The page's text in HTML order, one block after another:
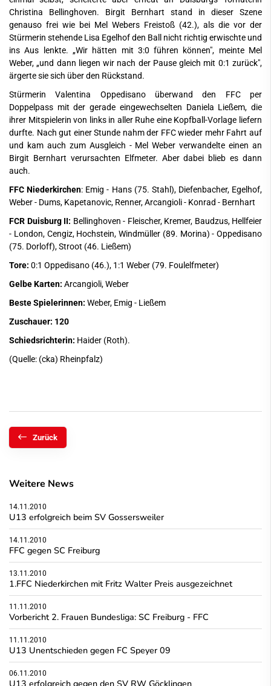
Christina Bellinghoven. Birgit Bernhart stand in dieser Szene
genauso frei wie bei Mel Webers Freistoß (42.), als die vor der
Stürmerin stehende Lisa Egelhof den Ball nicht richtig erwischte und
ins Aus lenkte. „Wir hätten mit 3:0 führen können", meinte Mel
Weber, „und dann liegen wir nach der Pause gleich mit 0:1 zurück",
ärgerte sie sich über den Rückstand.
Stürmerin Valentina Oppedisano überwand den FFC per
Doppelpass mit der gerade eingewechselten Daniela Ließem, die
ihrer Mitspielerin von links in aller Ruhe eine Kopfball-Vorlage liefern
durfte. Nach gut einer Stunde nahm der FFC wieder mehr Fahrt auf
und kam auch zum Ausgleich - Mel Weber verwandelte einen an
Birgit Bernhart verursachten Elfmeter. Aber dabei blieb es dann
auch.
FFC Niederkirchen: Emig - Hans (75. Stahl), Diefenbacher, Egelhof,
Weber - Dums, Kapetanovic, Renner, Arcangioli - Konrad - Bernhart
FCR Duisburg II: Bellinghoven - Fleischer, Kremer, Baudzus, Hellfeier
- London, Cengiz, Hochstein, Windmüller (89. Morina) - Oppedisano
(75. Dorloff), Stroot (46. Ließem)
Tore: 0:1 Oppedisano (46.), 1:1 Weber (79. Foulelfmeter)
Gelbe Karten: Arcangioli, Weber
Beste Spielerinnen: Weber, Emig - Ließem
Zuschauer: 120
Schiedsrichterin: Haider (Roth).
(Quelle: (cka) Rheinpfalz)
Zurück
Weitere News
14.11.2010
U13 erfolgreich beim SV Gossersweiler
14.11.2010
FFC gegen SC Freiburg
13.11.2010
1.FFC Niederkirchen mit Fritz Walter Preis ausgezeichnet
11.11.2010
Vorbericht 2. Frauen Bundesliga: SC Freiburg - FFC
11.11.2010
U13 Unentschieden gegen FC Speyer 09
06.11.2010
U13 erfolgreich gegen den SV RW Göcklingen